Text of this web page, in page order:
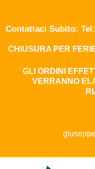
Contattaci Subito: Tel:
CHIUSURA PER
GLI ORDINI
VERRANNO